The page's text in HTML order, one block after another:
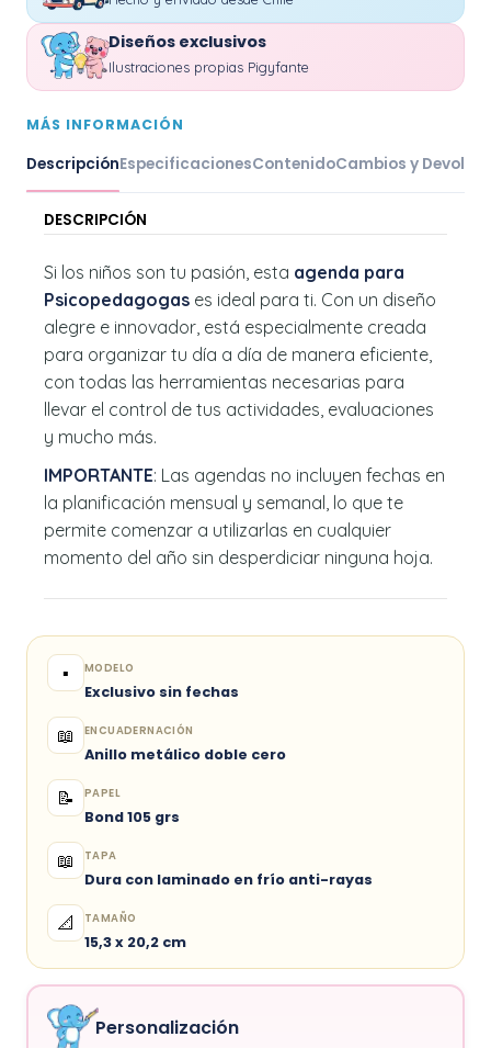
Diseños exclusivos
Ilustraciones propias Pigyfante
MÁS INFORMACIÓN
DescripciónEspecificacionesContenidoCambios y
DESCRIPCIÓN
Si los niños son tu pasión, esta agenda para
Psicopedagogas es ideal para ti. Con un diseño
alegre e innovador, está especialmente creada
para organizar tu día a día de manera eficiente,
con todas las herramientas necesarias para
llevar el control de tus actividades, evaluaciones
y mucho más.
IMPORTANTE: Las agendas no incluyen fechas en
la planificación mensual y semanal, lo que te
permite comenzar a utilizarlas en cualquier
momento del año sin desperdiciar ninguna hoja.
▪️ MODELO
Exclusivo sin fechas
📖 ENCUADERNACIÓN
Anillo metálico doble cero
📝 PAPEL
Bond 105 grs
📖 TAPA
Dura con laminado en frío anti-rayas
📐 TAMAÑO
15,3 x 20,2 cm
Personalización